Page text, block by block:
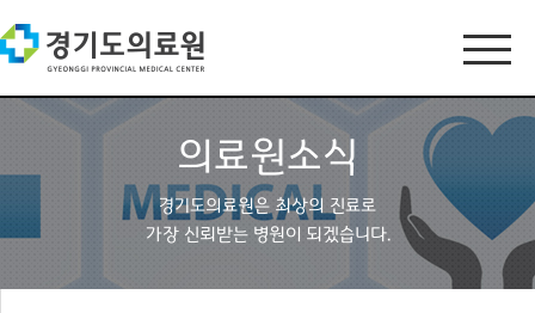
의료원소식
경기도의료원은 최상의 진료로
가장 신뢰받는 병원이 되겠습니다.